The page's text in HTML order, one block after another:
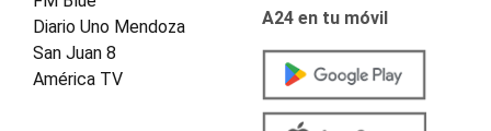
Diario Uno Mendoza
San Juan 8
América TV
A24 en tu móvil